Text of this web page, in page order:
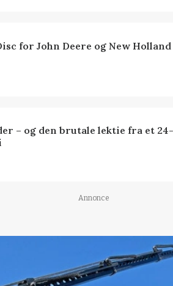
for John Deere og New Holland
– og den brutale lektie fra et 24-
Annonce